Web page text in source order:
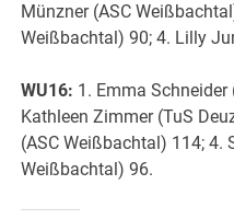
Münzner (ASC
Weißbachtal) 90; 4. Lilly
WU16: 1. Emma
Kathleen Zimmer (TuS
(ASC Weißbachtal) 114; 4.
Weißbachtal) 96.